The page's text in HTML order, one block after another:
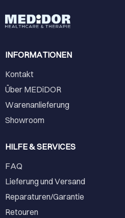
INFORMATIONEN
Kontakt
Über MEDiDOR
Warenanlieferung
Showroom
HILFE & SERVICES
FAQ
Lieferung und Versand
Reparaturen/Garantie
Retouren